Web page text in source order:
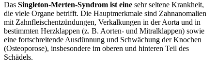
Das Singleton-Merten-Syndrom ist eine sehr seltene Krankheit,
die viele Organe betrifft. Die Hauptmerkmale sind Zahnanomalien
mit Zahnfleischentzündungen, Verkalkungen in der Aorta und in
bestimmten Herzklappen (z. B. Aorten- und Mitralklappen) sowie
eine fortschreitende Ausdünnung und Schwächung der Knochen
(Osteoporose), insbesondere im oberen und hinteren Teil des
Schädels.